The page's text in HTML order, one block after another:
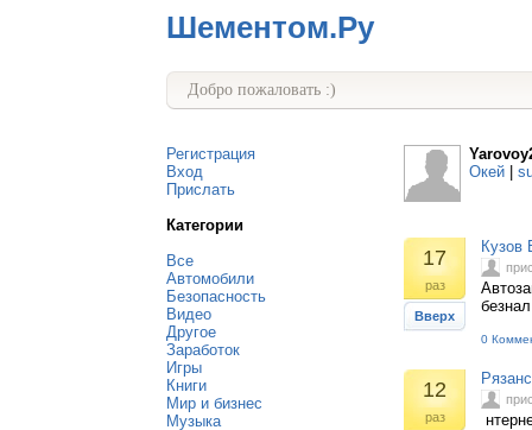
Шементом.Ру
Добро пожаловать :)
Регистрация
Вход
Прислать
Категории
Все
Автомобили
Безопасность
Видео
Другое
Заработок
Игры
Книги
Мир и бизнес
Музыка
Окей
17
раз
Вверх
Кузов
безнал
0
12
раз